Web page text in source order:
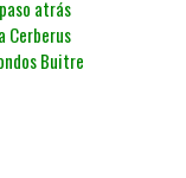
atrás
Cerberus
Buitre